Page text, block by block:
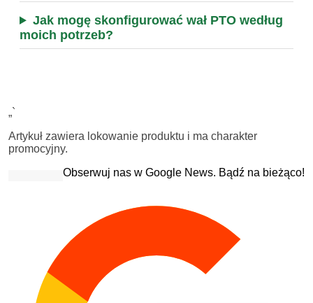
Jak mogę skonfigurować wał PTO według
moich potrzeb?
„`
Artykuł zawiera lokowanie produktu i ma charakter
promocyjny.
Obserwuj nas w Google News. Bądź na bieżąco!